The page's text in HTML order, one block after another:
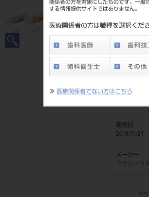
関係者の方を対象にしたものです。一般
する情報提供サイトではありません。
医療関係者の方は職種を選択くださ
≫ 医療関係者でない方はこちら
品目コード
標準価格
価格の確認
ネット会員
ちら』より
発売日
2019/11/21
メーカー
クラレノリ